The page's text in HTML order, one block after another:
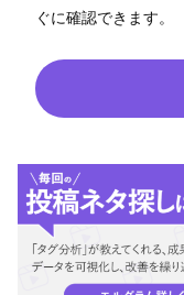
ぐに確認できます。